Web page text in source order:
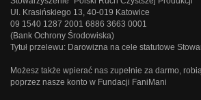
Ul. Krasińskiego 13, 40-019 Katowice
09 1540 1287 2001 6886 3663 0001
(Bank Ochrony Środowiska)
Tytuł przelewu: Darowizna na cele statutowe
Możesz także wpierać nas zupełnie za darmo,
poprzez nasze konto w Fundacji FaniMani